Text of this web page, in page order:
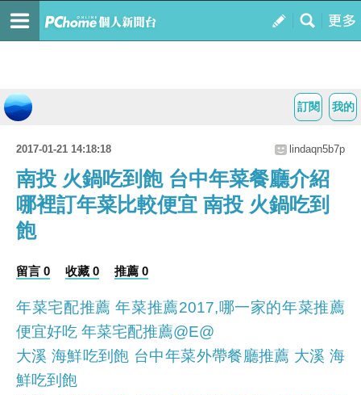
我的
訂閱
2017-01-21 14:18:18 lindaqn5b7p
南投 火鍋吃到飽 台中年菜餐廳介紹
哪裡訂年菜比較便宜 南投 火鍋吃到
飽
留言 0 收藏 0 推薦 0
年菜宅配推薦 年菜推薦2017,哪一家的年菜推薦
便宜好吃 年菜宅配推薦@E@
大溪 海鮮吃到飽 台中年菜外帶餐廳推薦 大溪 海
鮮吃到飽